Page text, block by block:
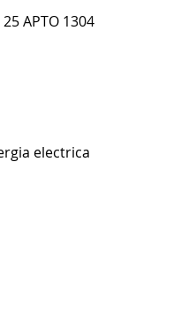
APTO 1304
electrica